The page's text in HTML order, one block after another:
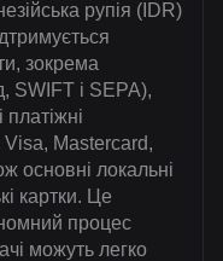
рупія (IDR)
зокрема
SWIFT і SEPA),
Mastercard,
основні локальні
картки. Це
процес
можуть легко